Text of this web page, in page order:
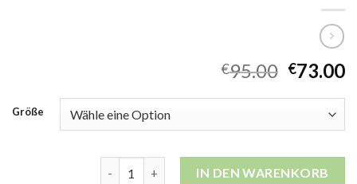
€95.00 €73.00
Größe
vaude daunenjacke damen Menge
IN DEN WARENKORB